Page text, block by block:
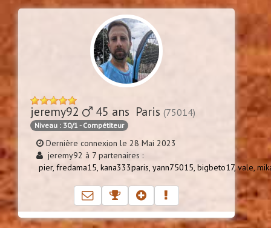
jeremy92 45 ans Paris (75014)
Niveau : 30/1 - Compétiteur
Dernière connexion le 28 Mai 2023
jeremy92 à 7 partenaires :
pier, fredama15, kana333paris, yann75015, bigbeto17,vale,